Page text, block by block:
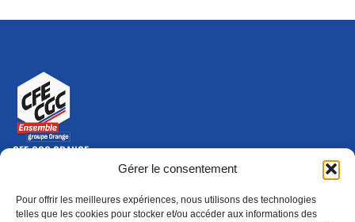
Gérer le consentement
Pour offrir les meilleures expériences, nous utilisons des technologies
telles que les cookies pour stocker et/ou accéder aux informations des
CFE-CGC ORANGE
10-12 rue Saint Amand, 75015 Paris Cedex 15
Nous contacter
01 46 79 28 74